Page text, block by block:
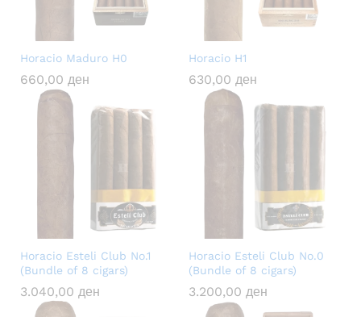
Horacio Maduro H0
660,00 ден
Horacio H1
630,00 ден
Horacio Esteli Club No.1
(Bundle of 8 cigars)
3.040,00 ден
Horacio Esteli Club No.0
(Bundle of 8 cigars)
3.200,00 ден